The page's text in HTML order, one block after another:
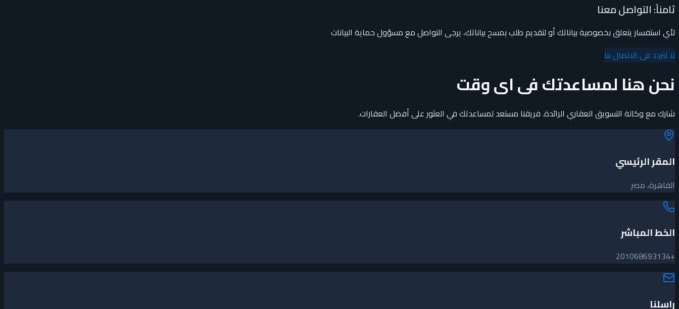
ثامناً: التواصل معنا
لأي استفسار يتعلق بخصوصية بياناتك أو لتقديم طلب بمسح بياناتك، يرجى التواصل مع مسؤول حماية البيانات
لا تتردد فى الاتصال بنا
نحن هنا لمساعدتك فى اى وقت
شارك مع وكالة التسويق العقاري الرائدة. فريقنا مستعد لمساعدتك في العثور على أفضل العقارات.
المقر الرئيسي
القاهرة، مصر
الخط المباشر
+201068693134
راسلنا